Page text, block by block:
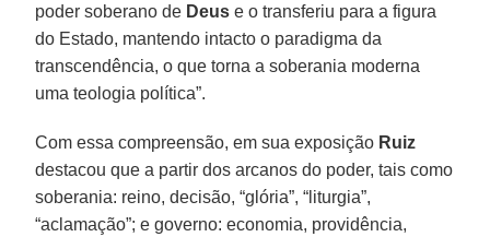
poder soberano de Deus e o transferiu para a figura
do Estado, mantendo intacto o paradigma da
transcendência, o que torna a soberania moderna
uma teologia política”.
Com essa compreensão, em sua exposição Ruiz
destacou que a partir dos arcanos do poder, tais como
soberania: reino, decisão, “glória”, “liturgia”,
“aclamação”; e governo: economia, providência,